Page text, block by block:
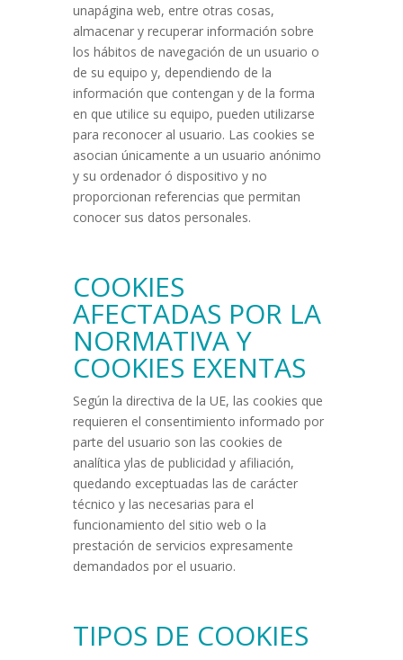
unapágina web, entre otras cosas,
almacenar y recuperar información sobre
los hábitos de navegación de un usuario o
de su equipo y, dependiendo de la
información que contengan y de la forma
en que utilice su equipo, pueden utilizarse
para reconocer al usuario. Las cookies se
asocian únicamente a un usuario anónimo
y su ordenador ó dispositivo y no
proporcionan referencias que permitan
conocer sus datos personales.
COOKIES
AFECTADAS POR LA
NORMATIVA Y
COOKIES EXENTAS
Según la directiva de la UE, las cookies que
requieren el consentimiento informado por
parte del usuario son las cookies de
analítica ylas de publicidad y afiliación,
quedando exceptuadas las de carácter
técnico y las necesarias para el
funcionamiento del sitio web o la
prestación de servicios expresamente
demandados por el usuario.
TIPOS DE COOKIES